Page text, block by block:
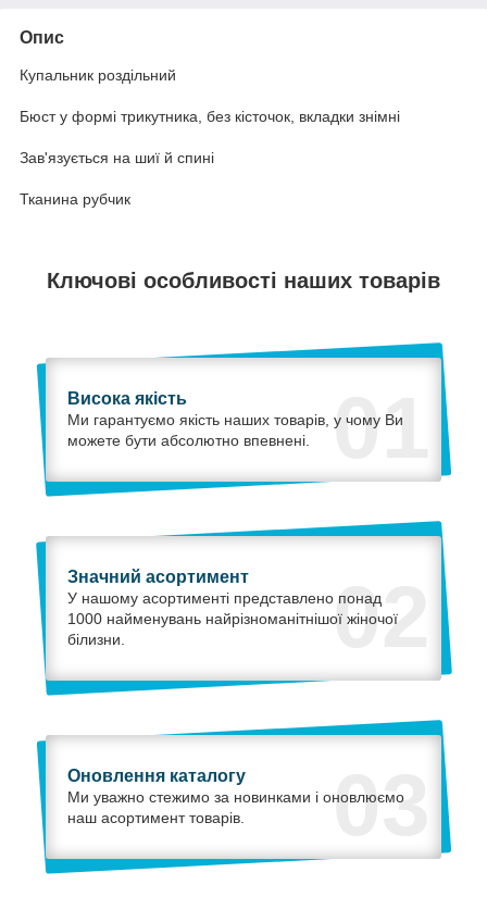
Опис
Купальник роздільний
Бюст у формі трикутника, без кісточок, вкладки знімні
Зав'язується на шиї й спині
Тканина рубчик
Ключові особливості наших товарів
01
Висока якість
Ми гарантуємо якість наших товарів, у чому Ви
можете бути абсолютно впевнені.
02
Значний асортимент
У нашому асортименті представлено понад
1000 найменувань найрізноманітнішої жіночої
білизни.
03
Оновлення каталогу
Ми уважно стежимо за новинками і оновлюємо
наш асортимент товарів.